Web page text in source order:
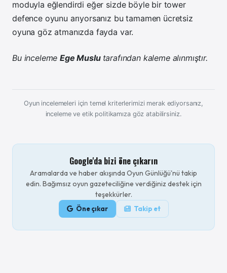
moduyla eğlendirdi eğer sizde böyle bir tower
defence oyunu arıyorsanız bu tamamen ücretsiz
oyuna göz atmanızda fayda var.
Bu incelemeEge Muslu tarafından kaleme alınmıştır.
Oyun incelemeleri için temel kriterlerimizi merak ediyorsanız,
inceleme ve etik politikamıza göz atabilirsiniz.
Google'da bizi öne çıkarın
Aramalarda ve haber akışında Oyun Günlüğü'nü takip
edin. Bağımsız oyun gazeteciliğine verdiğiniz destek için
teşekkürler.
Öne çıkar Takip et